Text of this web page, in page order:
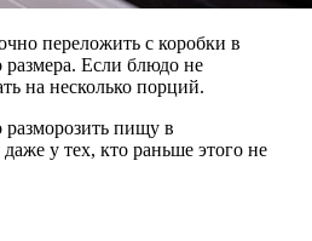
переложить с коробки в
размера. Если блюдо не
на несколько порций.
разморозить пищу в
у тех, кто раньше этого не